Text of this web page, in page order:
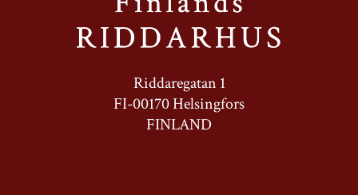
Riddaregatan 1
FI-00170 Helsingfors
FINLAND